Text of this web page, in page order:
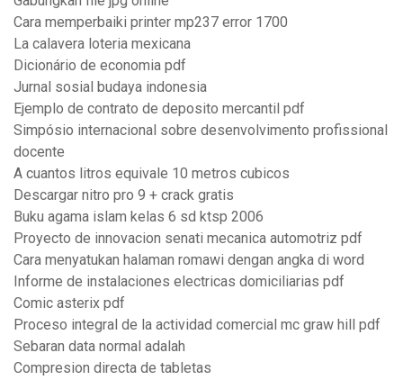
Cara memperbaiki printer mp237 error 1700
La calavera loteria mexicana
Dicionário de economia pdf
Jurnal sosial budaya indonesia
Ejemplo de contrato de deposito mercantil pdf
Simpósio internacional sobre desenvolvimento profissional
docente
A cuantos litros equivale 10 metros cubicos
Descargar nitro pro 9 + crack gratis
Buku agama islam kelas 6 sd ktsp 2006
Proyecto de innovacion senati mecanica automotriz pdf
Cara menyatukan halaman romawi dengan angka di word
Informe de instalaciones electricas domiciliarias pdf
Comic asterix pdf
Proceso integral de la actividad comercial mc graw hill pdf
Sebaran data normal adalah
Compresion directa de tabletas